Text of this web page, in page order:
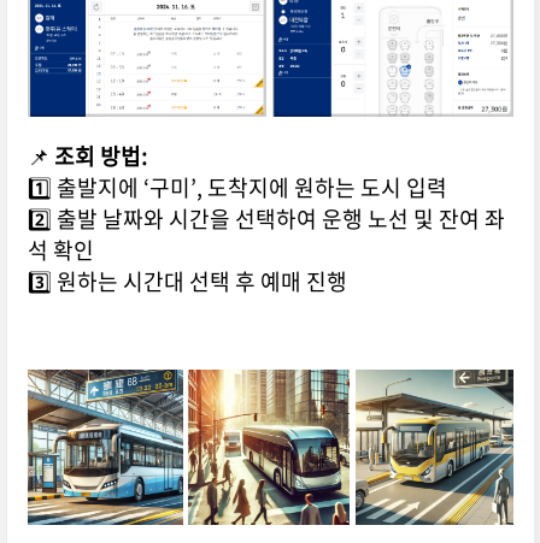
📌 조회 방법:
1️⃣ 출발지에 ‘구미’, 도착지에 원하는 도시 입력
2️⃣ 출발 날짜와 시간을 선택하여 운행 노선 및 잔여 좌
석 확인
3️⃣ 원하는 시간대 선택 후 예매 진행